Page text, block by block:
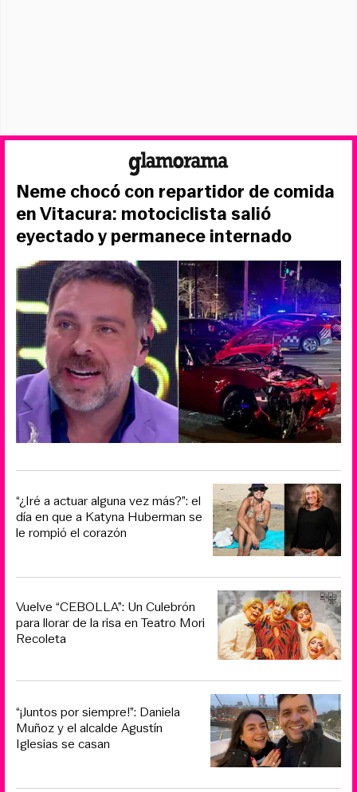
Neme chocó con repartidor de comida
en Vitacura: motociclista salió
eyectado y permanece internado
“¿Iré a actuar alguna vez más?”: el
día en que a Katyna Huberman se
le rompió el corazón
Vuelve “CEBOLLA”: Un Culebrón
para llorar de la risa en Teatro Mori
Recoleta
“¡Juntos por siempre!”: Daniela
Muñoz y el alcalde Agustín
Iglesias se casan